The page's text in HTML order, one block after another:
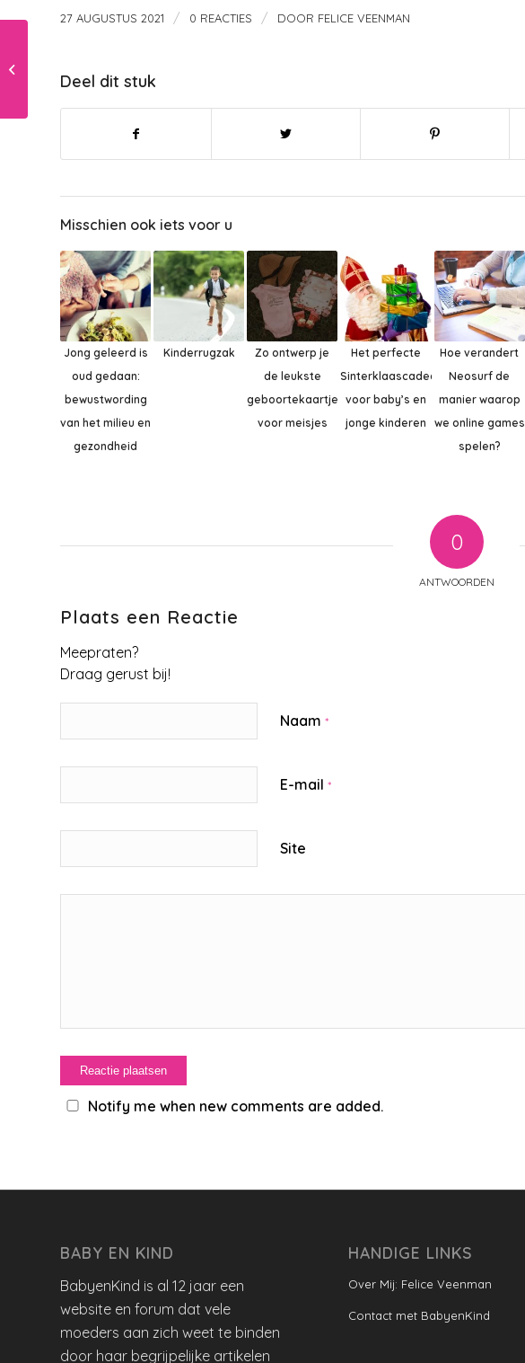
27 AUGUSTUS 2021 / 0 REACTIES / DOOR FELICE VEENMAN
Deel dit stuk
Misschien ook iets voor u
Jong geleerd is
oud gedaan:
bewustwording
van het milieu en
gezondheid
Kinderrugzak
Zo ontwerp je
de leukste
geboortekaartjes
voor meisjes
Het perfecte
Sinterklaascadeau
voor baby’s en
jonge kinderen
Hoe verandert
Neosurf de
manier waarop
we online games
spelen?
0
ANTWOORDEN
Plaats een Reactie
Meepraten?
Draag gerust bij!
Naam *
E-mail *
Site
Notify me when new comments are added.
BABY EN KIND
BabyenKind is al 12 jaar een
website en forum dat vele
moeders aan zich weet te binden
door haar begrijpelijke artikelen
HANDIGE LINKS
Over Mij: Felice Veenman
Contact met BabyenKind
4, het laatste kwartaal